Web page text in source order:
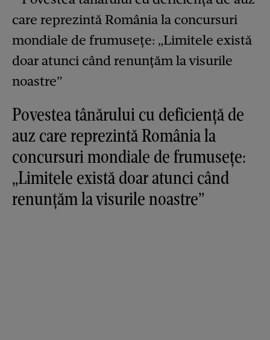
Povestea tânărului cu deficiență de
auz care reprezintă România la
concursuri mondiale de frumusețe:
„Limitele există doar atunci când
renunțăm la visurile noastre”